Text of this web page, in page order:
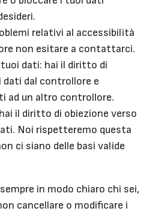
relativi al accessibilità
non esitare a contattarci.
dati: hai il diritto di
dal controllore e
ad un altro controllore.
il diritto di obiezione verso
Noi rispetteremo questa
ci siano delle basi valide
in modo chiaro chi sei,
cancellare o modificare i